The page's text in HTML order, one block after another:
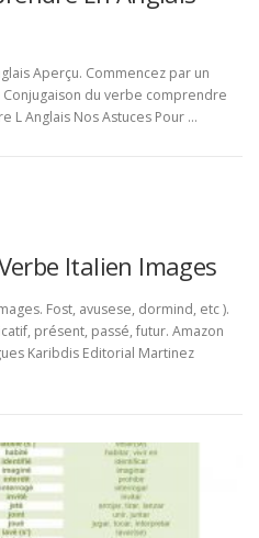
Aperçu. Commencez par un
du verbe comprendre
L Anglais Nos Astuces Pour …
Italien Images
Fost, avusese, dormind, etc ).
présent, passé, futur. Amazon
Karibdis Editorial Martinez